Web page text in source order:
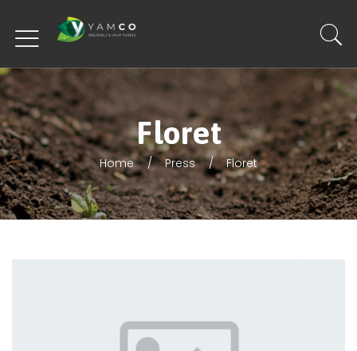
Floret
Home Press Floret